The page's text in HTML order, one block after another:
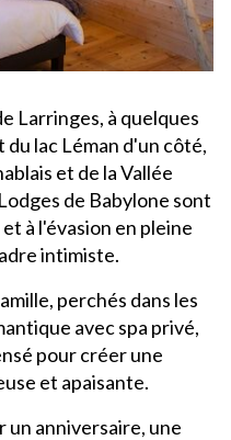
Larringes, à quelques
lac Léman d'un côté,
et de la Vallée
de Babylone sont
à l'évasion en pleine
intimiste.
perchés dans les
avec spa privé,
pour créer une
et apaisante.
un anniversaire, une